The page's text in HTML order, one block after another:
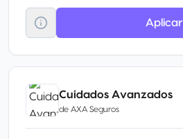
Aplicar
Cuidados Avanzados
de AXA Seguros